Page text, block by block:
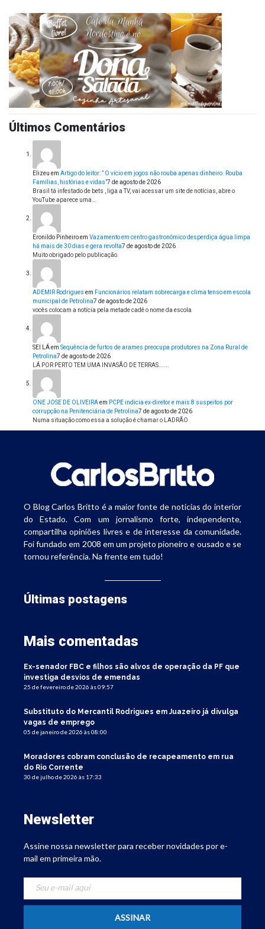
Últimos Comentários
Elizeu em Artigo do leitor: ” O vício em jogos não rouba apenas dinheiro. Rouba
Famílias, histórias e vidas”7 de agosto de 2026
Brasil tá infestado de bets , liga a TV, vai acessar um site de notícias, abre o
YouTube aparece uma…
Eronildo Pinheiroem Vazamento em centro gastronômico desperdiça água limpa
há mais de 30 dias e gera revolta7 de agosto de 2026
Muito obrigado pelo publicação.
ADEMIR Rodrigues em Funcionários relatam sobrecarga e clima tenso em escola
municipal de Petrolina7 de agosto de 2026
vocês colocam a notícia pela metade cadê o nome da escola
SEI LÁem Sequência de furtos de arames preocupa produtores na Zona Rural de
Petrolina7 de agosto de 2026
LÁ POR PERTO TEM UMA INVASÃO DE TERRAS......
ONE JOSE DE OLIVEIRAem PCPE indicia ex-diretor e mais 8 suspeitos por
corrupção na Penitenciária de Petrolina7 de agosto de 2026
Numa situação como essa a solução é chamar o LADRÃO
O Blog Carlos Britto é a maior fonte de notícias do interior
do Estado. Com um jornalismo forte, independente,
compartilha opiniões livres e de interesse da comunidade.
Foi fundado em 2008 em um projeto pioneiro e ousado e se
tornou referência. Na frente em tudo!
Últimas postagens
Mais comentadas
Ex-senador FBC e filhos são alvos de operação da PF que
investiga desvios de emendas
25 de fevereiro de 2026 às 09:57
Substituto do Mercantil Rodrigues em Juazeiro já divulga
vagas de emprego
05 de janeiro de 2026 às 08:00
Moradores cobram conclusão de recapeamento em rua
do Rio Corrente
30 de julho de 2026 às 17:33
Newsletter
Assine nossa newsletter para receber novidades por e-
mail em primeira mão.